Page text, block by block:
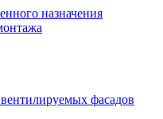
назначения
фасадов